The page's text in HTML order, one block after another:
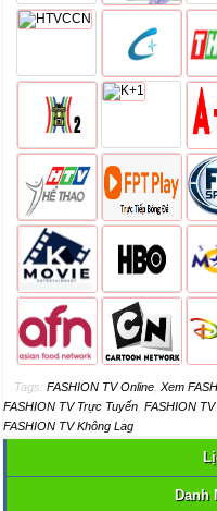
Tags: FASHION TV Online Xem
FASHION TV Trực Tuyến FASHION
FASHION TV Không Lag
Danh